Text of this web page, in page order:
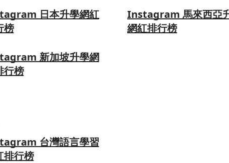
日本升學網紅
榜
Instagram 馬來西亞
網紅排行榜
新加坡升學網
行榜
台灣語言學習
排行榜